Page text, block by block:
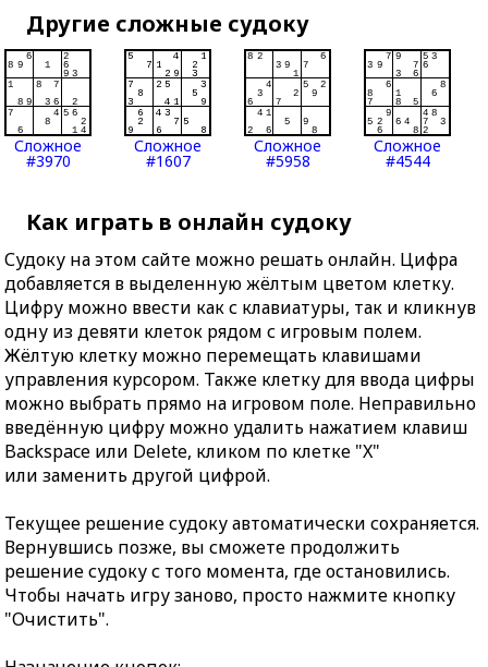
Другие сложные судоку
Сложное
#3970
Сложное
#1607
Сложное
#5958
Сложное
#4544
Как играть в онлайн судоку
Судоку на этом сайте можно решать онлайн. Цифра
добавляется в выделенную жёлтым цветом клетку.
Цифру можно ввести как с клавиатуры, так и кликнув
одну из девяти клеток рядом с игровым полем.
Жёлтую клетку можно перемещать клавишами
управления курсором. Также клетку для ввода цифры
можно выбрать прямо на игровом поле. Неправильно
введённую цифру можно удалить нажатием клавиш
Backspace или Delete, кликом по клетке "X"
или заменить другой цифрой.
Текущее решение судоку автоматически сохраняется.
Вернувшись позже, вы сможете продолжить
решение судоку с того момента, где остановились.
Чтобы начать игру заново, просто нажмите кнопку
"Очистить".